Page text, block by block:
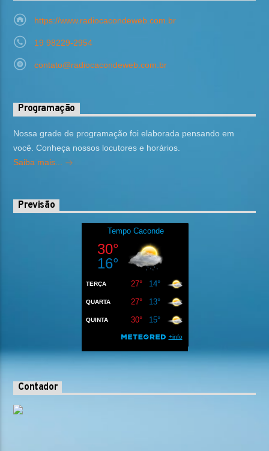
https://www.radiocacondeweb.com.br
19 98229-2954
contato@radiocacondeweb.com.br
Programação
Nossa grade de programação foi elaborada pensando em
você. Conheça nossos locutores e horários.
Saiba mais...
Previsão
Contador